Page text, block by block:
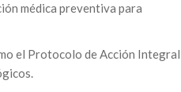
médica preventiva para
el Protocolo de Acción Integral